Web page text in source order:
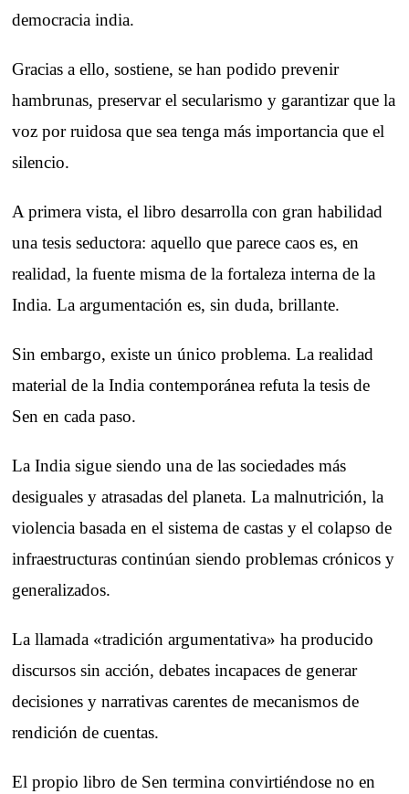
democracia india.
Gracias a ello, sostiene, se han podido prevenir
hambrunas, preservar el secularismo y garantizar que la
voz por ruidosa que sea tenga más importancia que el
silencio.
A primera vista, el libro desarrolla con gran habilidad
una tesis seductora: aquello que parece caos es, en
realidad, la fuente misma de la fortaleza interna de la
India. La argumentación es, sin duda, brillante.
Sin embargo, existe un único problema. La realidad
material de la India contemporánea refuta la tesis de
Sen en cada paso.
La India sigue siendo una de las sociedades más
desiguales y atrasadas del planeta. La malnutrición, la
violencia basada en el sistema de castas y el colapso de
infraestructuras continúan siendo problemas crónicos y
generalizados.
La llamada «tradición argumentativa» ha producido
discursos sin acción, debates incapaces de generar
decisiones y narrativas carentes de mecanismos de
rendición de cuentas.
El propio libro de Sen termina convirtiéndose no en